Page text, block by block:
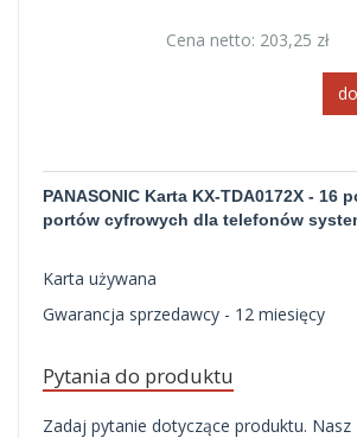
Cena netto: 203,25 zł
PANASONIC Karta KX-TDA0172X - 16
portów cyfrowych dla telefonów
Karta używana
Gwarancja sprzedawcy - 12 miesięcy
Pytania do produktu
Zadaj pytanie dotyczące produktu. Nasz